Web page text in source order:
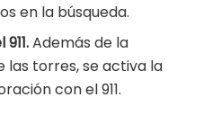
en la búsqueda.
Además de la
las torres, se activa la
con el 911.